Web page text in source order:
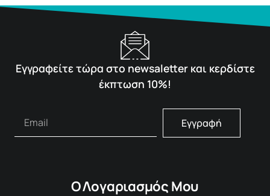
Εγγραφείτε τώρα στο newsaletter και κερδίστε
έκπτωση 10%!
Εγγραφή
Ο Λογαριασμός Μου